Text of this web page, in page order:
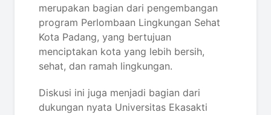
merupakan bagian dari pengembangan
program Perlombaan Lingkungan Sehat
Kota Padang, yang bertujuan
menciptakan kota yang lebih bersih,
sehat, dan ramah lingkungan.
Diskusi ini juga menjadi bagian dari
dukungan nyata Universitas Ekasakti